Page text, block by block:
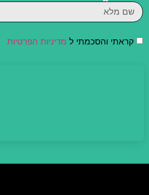
קראתי והסכמתי ל מדיניות הפרטיות